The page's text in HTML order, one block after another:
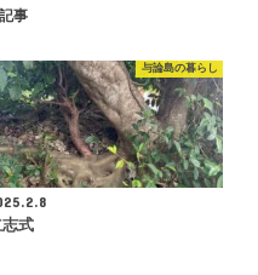
事
与論島の暮らし
式